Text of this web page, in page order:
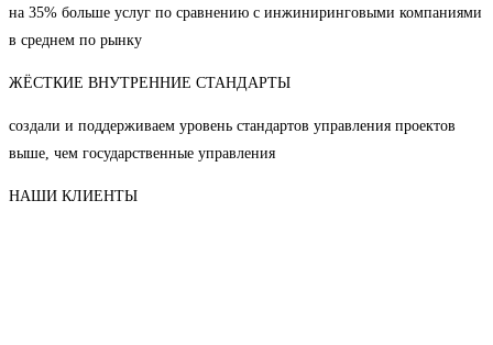
на 35% больше услуг по сравнению с инжиниринговыми компаниями
в среднем по рынку
ЖЁСТКИЕ ВНУТРЕННИЕ СТАНДАРТЫ
создали и поддерживаем уровень стандартов управления проектов
выше, чем государственные управления
НАШИ КЛИЕНТЫ